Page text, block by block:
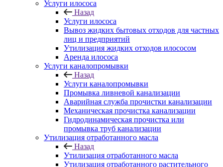
Услуги илососа
Назад
Услуги илососа
Вывоз жидких бытовых отходов для частных
лиц и предприятий
Утилизация жидких отходов илососом
Аренда илососа
Услуги каналопромывки
Назад
Услуги каналопромывки
Промывка ливневой канализации
Аварийная служба прочистки канализации
Механическая прочистка канализации
Гидродинамическая прочистка или
промывка труб канализации
Утилизация отработанного масла
Назад
Утилизация отработанного масла
Утилизация отработанного растительного